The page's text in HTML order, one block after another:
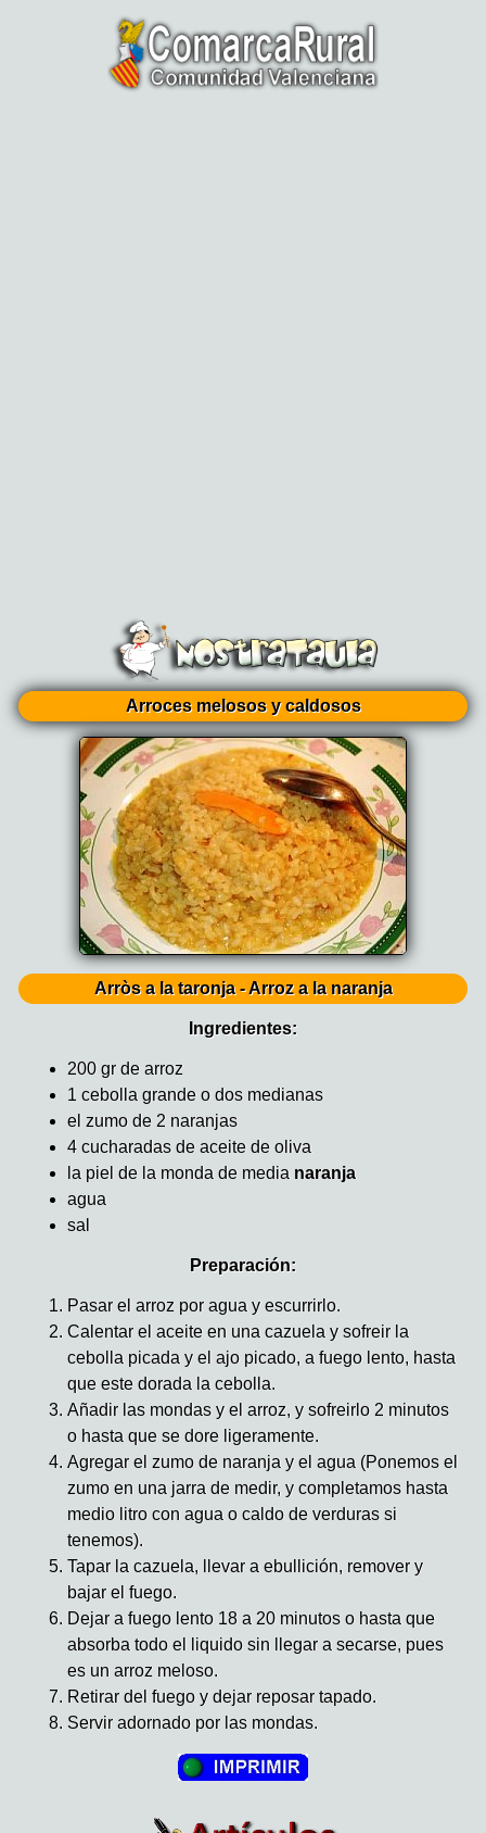
Arroces melosos y caldosos
Arròs a la taronja - Arroz a la naranja
Ingredientes:
200 gr de arroz
1 cebolla grande o dos medianas
el zumo de 2 naranjas
4 cucharadas de aceite de oliva
la piel de la monda de media naranja
agua
sal
Preparación:
Pasar el arroz por agua y escurrirlo.
Calentar el aceite en una cazuela y sofreir la
cebolla picada y el ajo picado, a fuego lento, hasta
que este dorada la cebolla.
Añadir las mondas y el arroz, y sofreirlo 2 minutos
o hasta que se dore ligeramente.
Agregar el zumo de naranja y el agua (Ponemos el
zumo en una jarra de medir, y completamos hasta
medio litro con agua o caldo de verduras si
tenemos).
Tapar la cazuela, llevar a ebullición, remover y
bajar el fuego.
Dejar a fuego lento 18 a 20 minutos o hasta que
absorba todo el liquido sin llegar a secarse, pues
es un arroz meloso.
Retirar del fuego y dejar reposar tapado.
Servir adornado por las mondas.